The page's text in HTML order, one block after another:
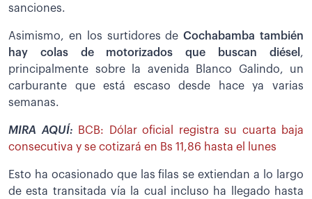
sanciones.
Asimismo, en los surtidores de Cochabamba también
hay colas de motorizados que buscan diésel ,
principalmente sobre la avenida Blanco Galindo, un
carburante que está escaso desde hace ya varias
semanas.
MIRA AQUÍ:
BCB: Dólar oficial registra su cuarta baja
consecutiva y se cotizará en Bs 11,86 hasta el lunes
Esto ha ocasionado que las filas se extiendan a lo largo
de esta transitada vía la cual incluso ha llegado hasta